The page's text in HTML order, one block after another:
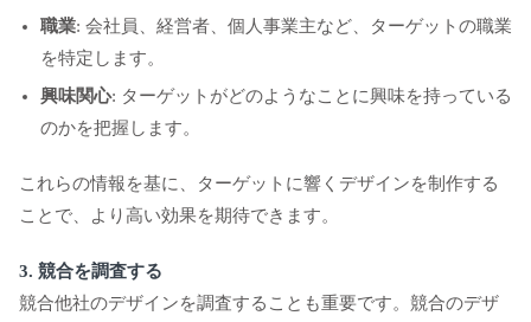
職業: 会社員、経営者、個人事業主など、ターゲットの職業
を特定します。
興味関心: ターゲットがどのようなことに興味を持っている
のかを把握します。
これらの情報を基に、ターゲットに響くデザインを制作する
ことで、より高い効果を期待できます。
3. 競合を調査する
競合他社のデザインを調査することも重要です。競合のデザ